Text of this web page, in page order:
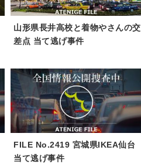
山形県長井高校と着物やさんの交
差点 当て逃げ事件
FILE No.2419 宮城県IKEA仙台
当て逃げ事件